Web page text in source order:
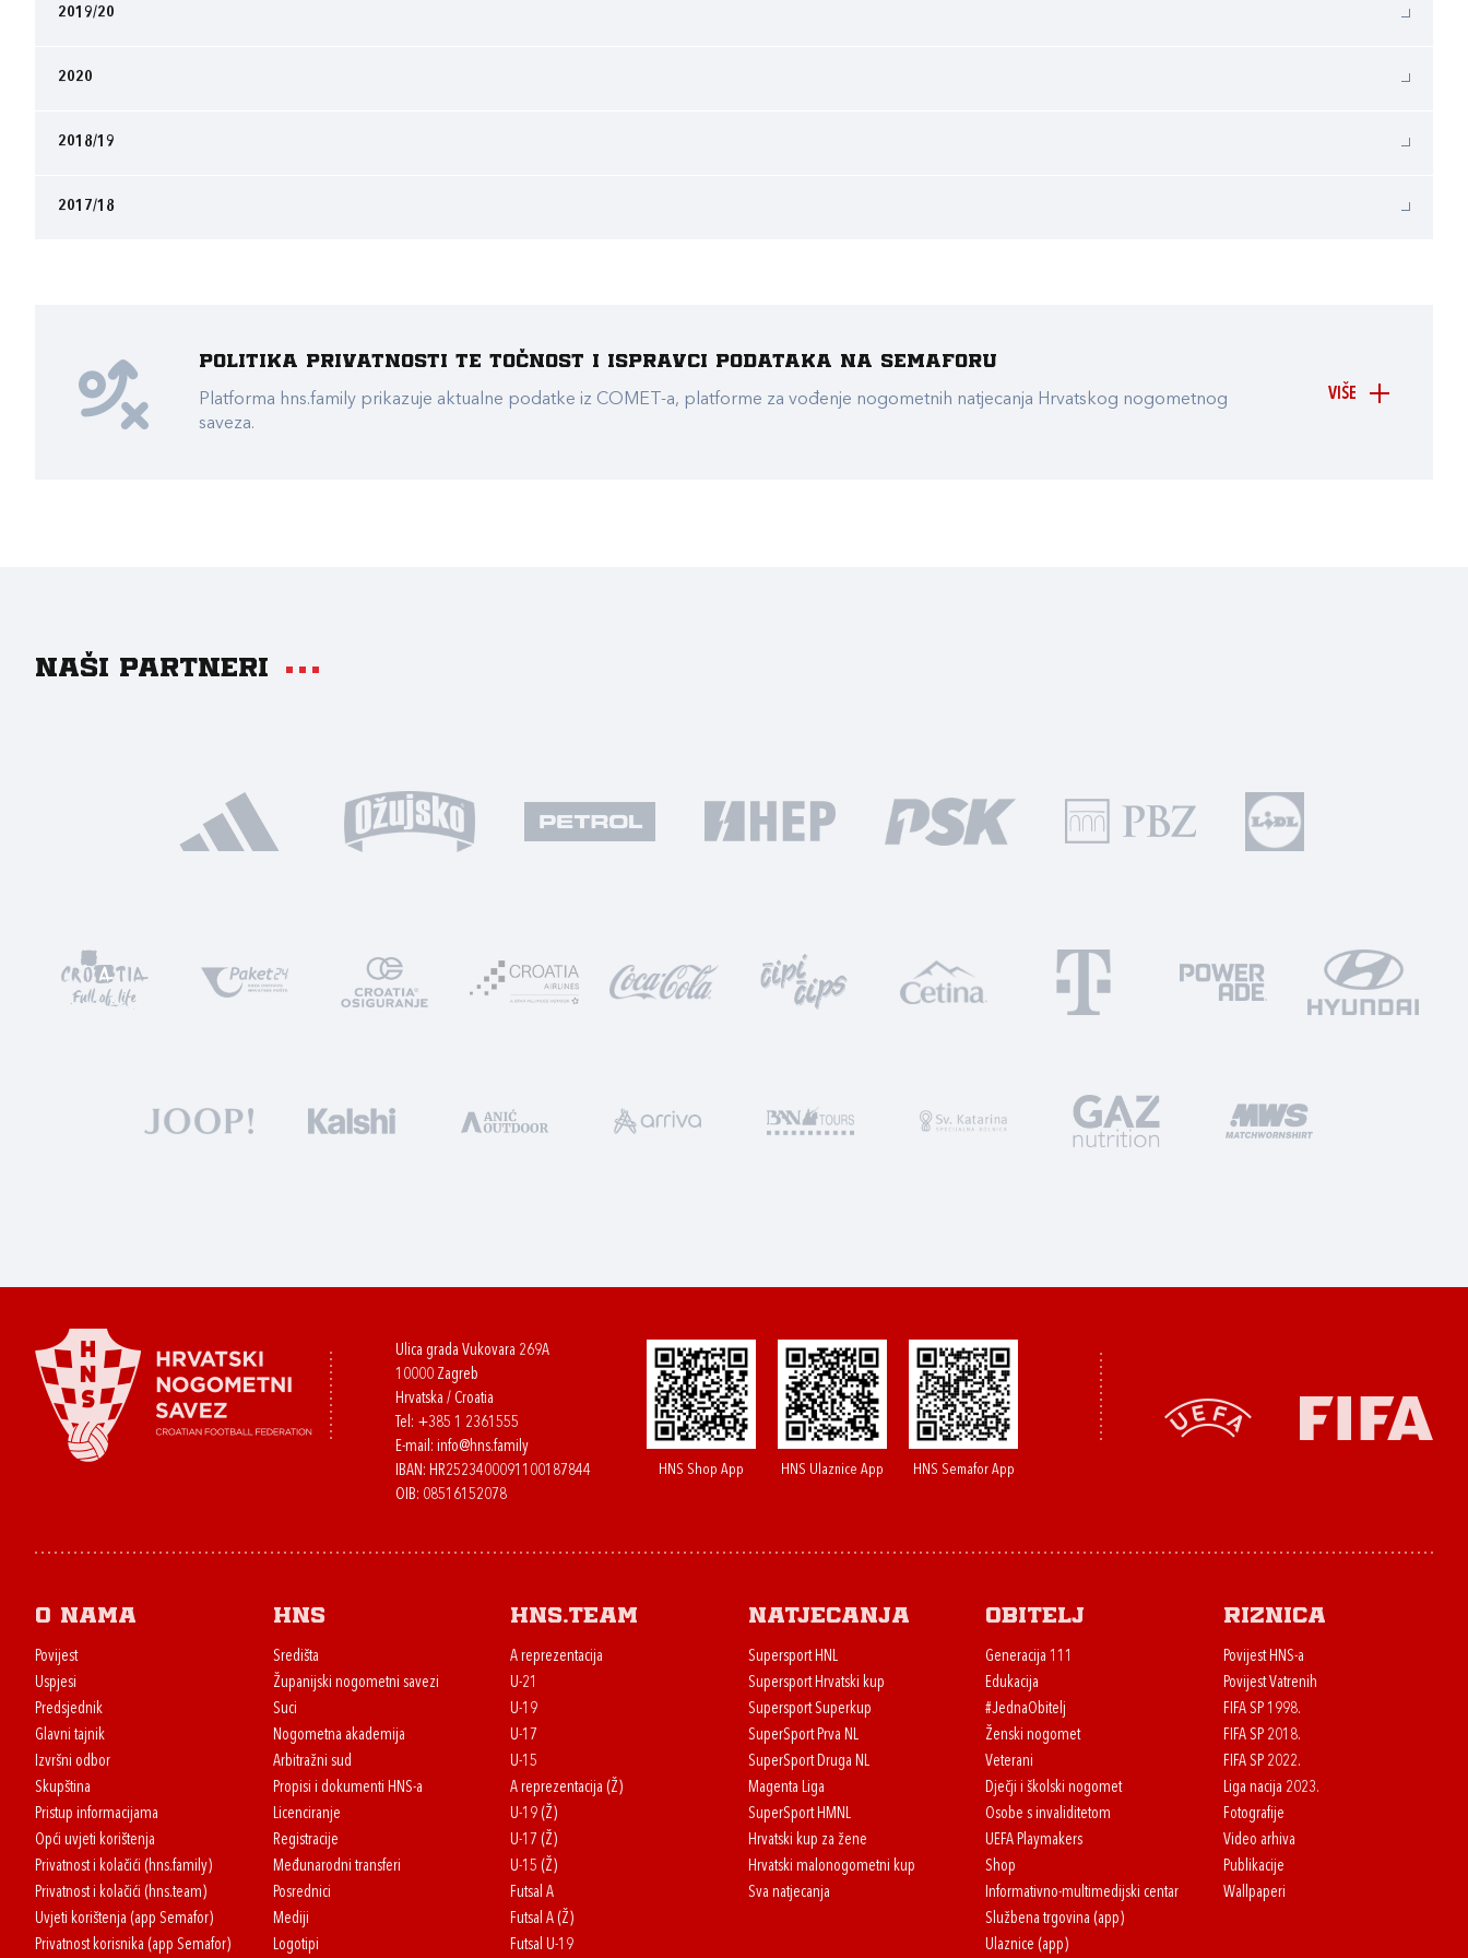
2019/20
2020
2018/19
2017/18
VIŠE
Politika privatnosti te točnost i ispravci podataka na Semaforu
Platforma hns.family prikazuje aktualne podatke iz COMET-a, platforme za vođenje nogometnih natjecanja Hrvatskog nogometnog
saveza.
Naši partneri
Ulica grada Vukovara 269A
10000 Zagreb
Hrvatska / Croatia
Tel: +385 1 2361555
E-mail: info@hns.family
IBAN: HR2523400091100187844
OIB: 08516152078
HNS Shop App HNS Ulaznice App HNS Semafor App
O nama
Povijest
Uspjesi
Predsjednik
Glavni tajnik
Izvršni odbor
Skupština
Pristup informacijama
Opći uvjeti korištenja
Privatnost i kolačići (hns.family)
Privatnost i kolačići (hns.team)
Uvjeti korištenja (app Semafor)
Privatnost korisnika (app Semafor)
HNS
Središta
Županijski nogometni savezi
Suci
Nogometna akademija
Arbitražni sud
Propisi i dokumenti HNS-a
Licenciranje
Registracije
Međunarodni transferi
Posrednici
Mediji
Logotipi
HNS.team
A reprezentacija
U-21
U-19
U-17
U-15
A reprezentacija (Ž)
U-19 (Ž)
U-17 (Ž)
U-15 (Ž)
Futsal A
Futsal A (Ž)
Futsal U-19
Natjecanja
Supersport HNL
Supersport Hrvatski kup
Supersport Superkup
SuperSport Prva NL
SuperSport Druga NL
Magenta Liga
SuperSport HMNL
Hrvatski kup za žene
Hrvatski malonogometni kup
Sva natjecanja
Obitelj
Generacija 111
Edukacija
#JednaObitelj
Ženski nogomet
Veterani
Dječji i školski nogomet
Osobe s invaliditetom
UEFA Playmakers
Shop
Informativno-multimedijski centar
Službena trgovina (app)
Ulaznice (app)
Riznica
Povijest HNS-a
Povijest Vatrenih
FIFA SP 1998.
FIFA SP 2018.
FIFA SP 2022.
Liga nacija 2023.
Fotografije
Video arhiva
Publikacije
Wallpaperi